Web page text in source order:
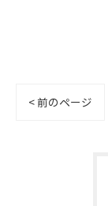
< 前のページ